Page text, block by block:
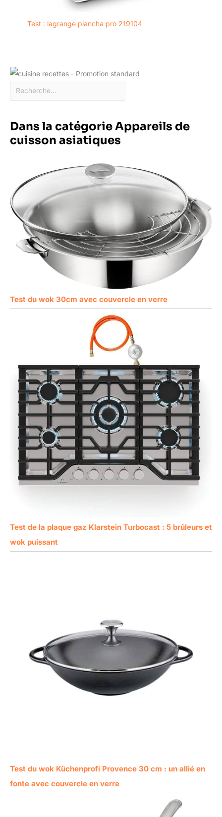
Test : lagrange plancha pro 219104
Dans la catégorie Appareils de
cuisson asiatiques
Test du wok 30cm avec couvercle en verre
Test de la plaque gaz Klarstein Turbocast : 5 brûleurs et
wok puissant
Test du wok Küchenprofi Provence 30 cm : un allié en
fonte avec couvercle en verre